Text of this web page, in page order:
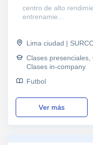
centro de alto
entrenamie...
Lima ciudad |
Clases presenciales,
Clases in-company
Futbol
ver más